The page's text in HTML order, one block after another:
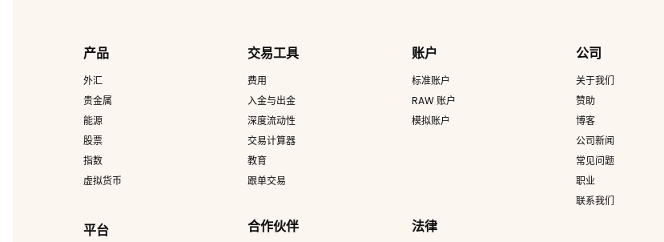
产品
外汇
贵金属
能源
股票
指数
虚拟货币
交易工具
费用
入金与出金
深度流动性
交易计算器
教育
跟单交易
账户
标准账户
RAW 账户
模拟账户
公司
关于我们
赞助
博客
公司新闻
常见问题
职业
联系我们
平台 合作伙伴 法律